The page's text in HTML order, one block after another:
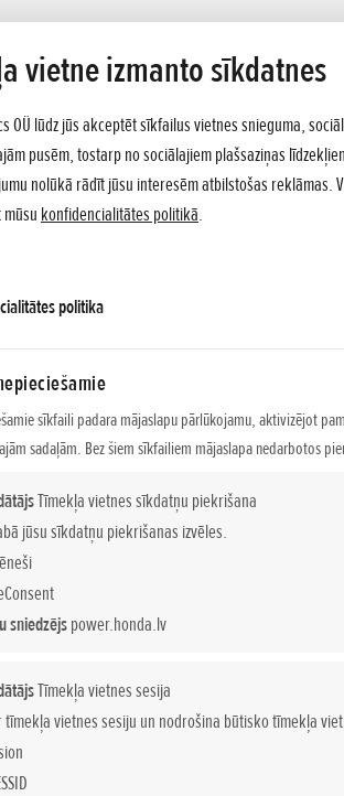
vietne izmanto sīkdatnes
OÜ lūdz jūs akceptēt sīkfailus vietnes snieguma,
pusēm, tostarp no sociālajiem plašsaziņas
nolūkā rādīt jūsu interesēm atbilstošas reklāmas.
konfidencialitātes politikā.
politikaopens in a new tab
sīkfaili padara mājaslapu pārlūkojamu, aktivizējot
sadaļām. Bez šiem sīkfailiem mājaslapa nedarbotos
Tīmekļa vietnes sīkdatņu piekrišana
jūsu sīkdatņu piekrišanas izvēles.
sniedzējspower.honda.lv
Tīmekļa vietnes sesija
tīmekļa vietnes sesiju un nodrošina būtisko tīmekļa
PIEDĀVĀJUMS